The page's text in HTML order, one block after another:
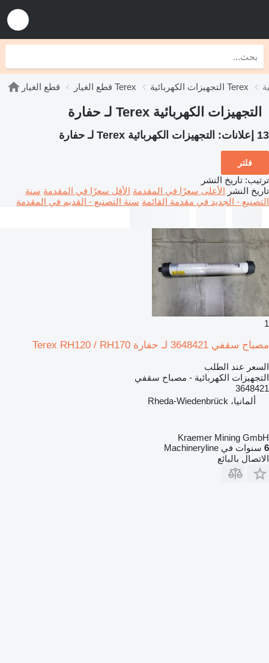
قطع الغيار قطع الغيار Terex التجهيزات الكهربائية Terex
التجهيزات الكهربائية Terex لـ حفارة
13 إعلانات: التجهيزات الكهربائية Terex لـ حفارة
فلتر
ترتيب: تاريخ النشر
تاريخ النشر الأعلى سعرًا في المقدمة الأقل سعرًا في المقدمة سنة
التصنيع - الجديد في مقدمة القائمة سنة التصنيع - القديم في المقدمة
1
مصباح سقفي 3648421 لـ حفارة Terex RH120 / RH170
السعر عند الطلب
التجهيزات الكهربائية - مصباح سقفي
3648421
ألمانيا، Rheda-Wiedenbrück
Kraemer Mining GmbH
6 سنوات في Machineryline
الاتصال بالبائع